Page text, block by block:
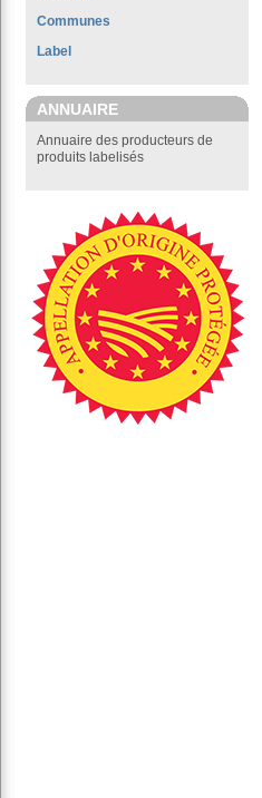
Communes
Label
ANNUAIRE
Annuaire des producteurs de
produits labelisés